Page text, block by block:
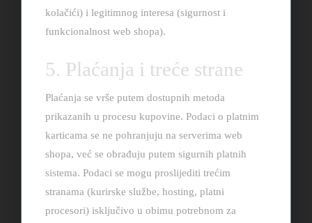
kolačići) i legitimnog interesa (sigurnost i
funkcionalnost web shopa).
5. Plaćanja i treće strane
Plaćanja se vrše putem dostupnih metoda
prikazanih u procesu kupovine. Podaci o platnim
karticama se ne pohranjuju na serverima web
shopa, već se obrađuju putem sigurnih platnih
sistema. Podaci se mogu proslijediti trećim
stranama (kurirske službe, hosting, platni
procesori) isključivo u obimu potrebnom za